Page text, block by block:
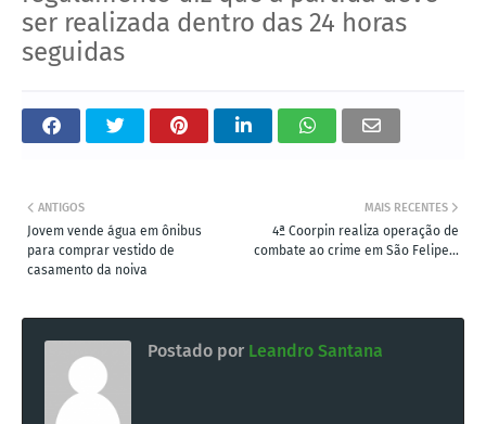
ser realizada dentro das 24 horas
seguidas
MAIS RECENTES
4ª Coorpin realiza operação de
combate ao crime em São Felipe...
ANTIGOS
Jovem vende água em ônibus
para comprar vestido de
casamento da noiva
Postado por Leandro Santana